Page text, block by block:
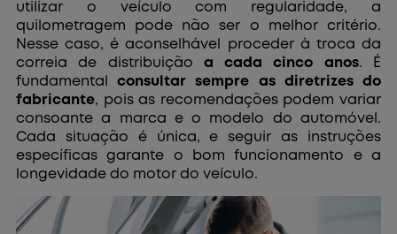
utilizar o veículo com regularidade, a
quilometragem pode não ser o melhor critério.
Nesse caso, é aconselhável proceder à troca da
correia de distribuição a cada cinco anos. É
fundamentalconsultar sempre as diretrizes do
fabricante, pois as recomendações podem variar
consoante a marca e o modelo do automóvel.
Cada situação é única, e seguir as instruções
específicas garante o bom funcionamento e a
longevidade do motor do veículo.